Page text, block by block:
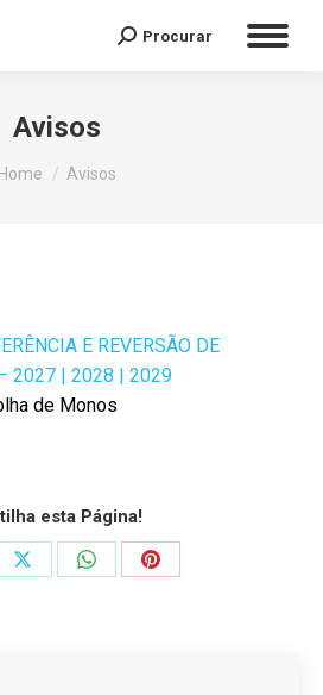
Procurar
Avisos
You are here:
Home Avisos
E REVERSÃO DE
2027 | 2028 | 2029
de Monos
esta Página!